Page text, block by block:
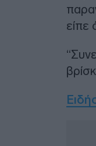
είπε